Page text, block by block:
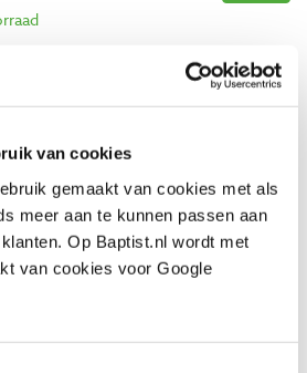
van cookies
gemaakt van cookies met als
meer aan te kunnen passen aan
Op Baptist.nl wordt met
van cookies voor Google
met blokkering
incl. btw
excl. btw